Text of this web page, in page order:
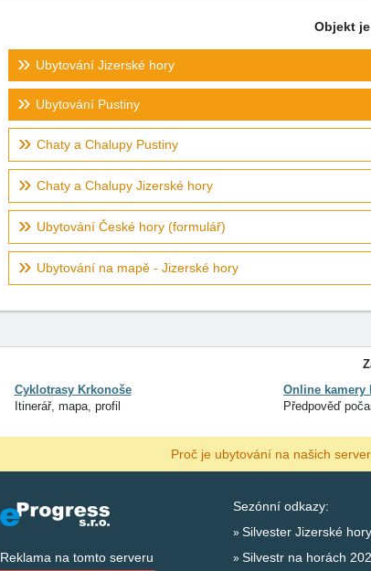
Objekt
Ubytování Jizerské hory
Ubytování Pustiny
Chaty a Chalupy Pustiny
Chaty a Chalupy Jizerské hory
Ubytování České hory (formulář)
Ubytování na mapě - Jizerské hory
Cyklotrasy Krkonoše
Itinerář, mapa, profil
Online kamery
Předpověď
Proč je ubytování na našich
Reklama na tomto serveru
Sezónní odkazy:
Silvester Jizerské hory
Silvestr na horách